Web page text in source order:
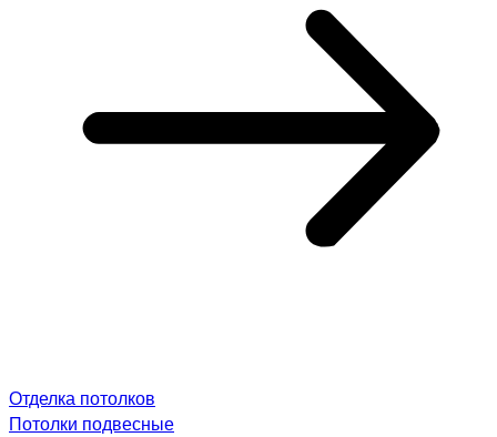
Отделка потолков
Потолки подвесные